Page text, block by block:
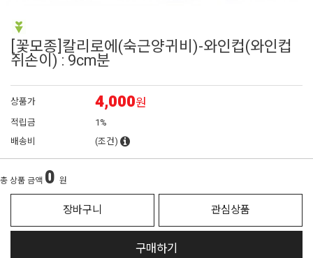
[꽃모종]칼리로에(숙근양귀비)-와인컵(와인컵
쥐손이) : 9cm분
상품가 4,000원
적립금
1%
배송비
(조건)
총 상품 금액 0 원
장바구니 관심상품
구매하기